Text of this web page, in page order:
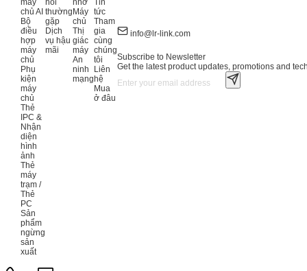
máy
chủ AI
Bộ
điều
hợp
máy
chủ
Phụ
kiện
máy
chủ
Thẻ
IPC &
Nhận
diện
hình
ảnh
Thẻ
máy
trạm /
Thẻ
PC
Sản
phẩm
ngừng
sản
xuất
hỏi
thường
gặp
Dịch
vụ hậu
mãi
nhớ
Máy
chủ
Thị
giác
máy
An
ninh
mạng
Tin
tức
Tham
gia
cùng
chúng
tôi
Liên
hệ
Mua
ở đâu
info@lr-link.com
Subscribe to Newsletter
Get the latest product updates, promotions and